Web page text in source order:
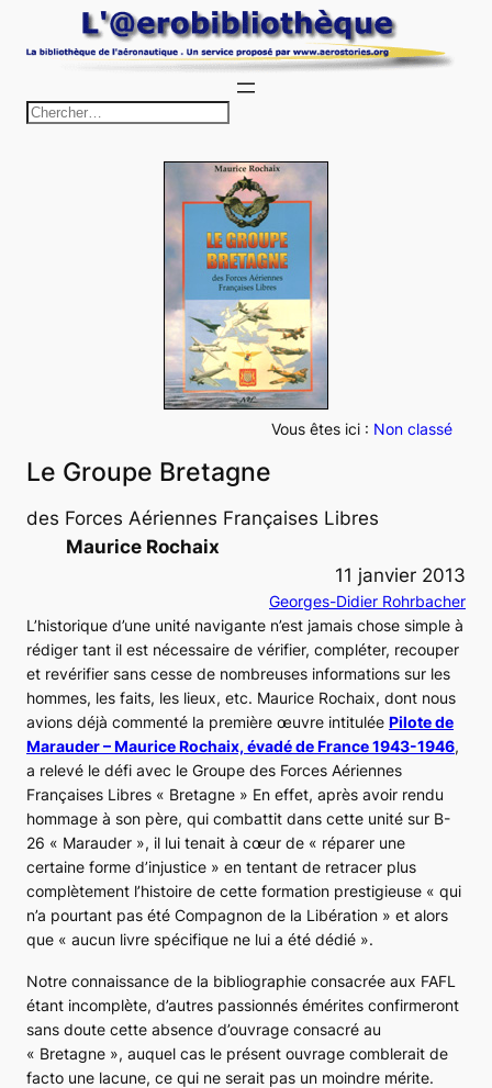
au
c
h
e
r
c
h
e
r
Vous êtes ici : Non classé
Le Groupe Bretagne
des Forces Aériennes Françaises Libres
Maurice Rochaix
11 janvier 2013
Georges-Didier Rohrbacher
L’historique d’une unité navigante n’est jamais chose simple à
rédiger tant il est nécessaire de vérifier, compléter, recouper
et revérifier sans cesse de nombreuses informations sur les
hommes, les faits, les lieux, etc. Maurice Rochaix, dont nous
avions déjà commenté la première œuvre intitulée Pilote de
Marauder – Maurice Rochaix, évadé de France 1943-1946,
a relevé le défi avec le Groupe des Forces Aériennes
Françaises Libres « Bretagne » En effet, après avoir rendu
hommage à son père, qui combattit dans cette unité sur B-
26 « Marauder », il lui tenait à cœur de « réparer une
certaine forme d’injustice » en tentant de retracer plus
complètement l’histoire de cette formation prestigieuse « qui
n’a pourtant pas été Compagnon de la Libération » et alors
que « aucun livre spécifique ne lui a été dédié ».
Notre connaissance de la bibliographie consacrée aux FAFL
étant incomplète, d’autres passionnés émérites confirmeront
sans doute cette absence d’ouvrage consacré au
« Bretagne », auquel cas le présent ouvrage comblerait de
facto une lacune, ce qui ne serait pas un moindre mérite.